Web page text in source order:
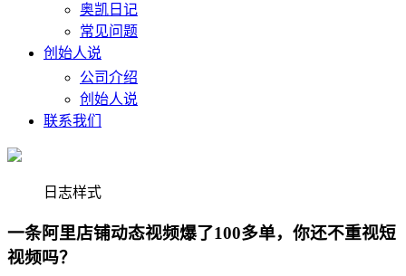
奥凯日记
常见问题
创始人说
公司介绍
创始人说
联系我们
日志样式
一条阿里店铺动态视频爆了100多单，你还不重视短
视频吗？